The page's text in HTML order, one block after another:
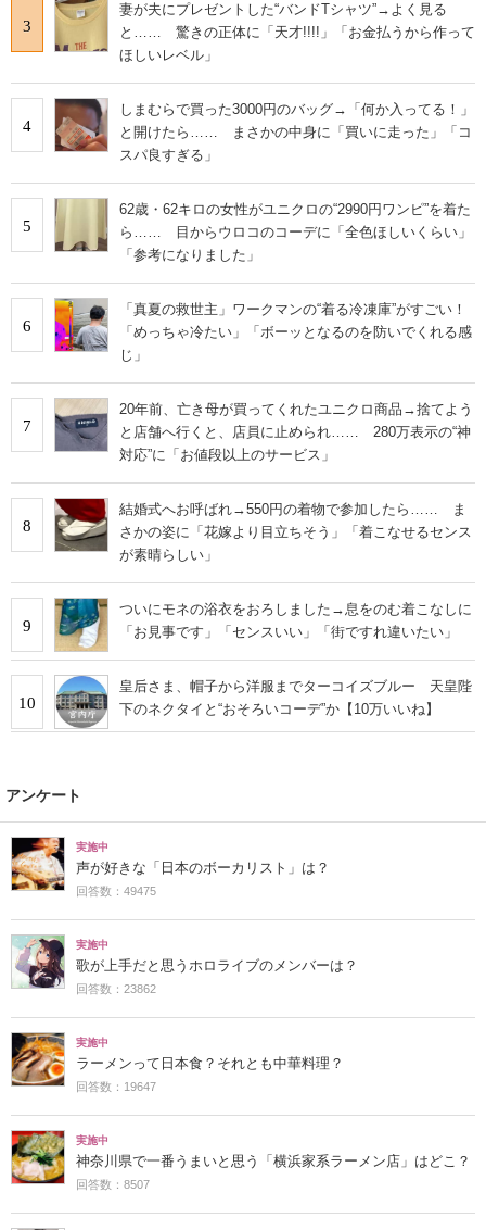
3
妻が夫にプレゼントした“バンドTシャツ”→よく見る
と…… 驚きの正体に「天才!!!!」「お金払うから作って
ほしいレベル」
4
しまむらで買った3000円のバッグ→「何か入ってる！」
と開けたら…… まさかの中身に「買いに走った」「コ
スパ良すぎる」
5
62歳・62キロの女性がユニクロの“2990円ワンピ”を着た
ら…… 目からウロコのコーデに「全色ほしいくらい」
「参考になりました」
6
「真夏の救世主」ワークマンの“着る冷凍庫”がすごい！
「めっちゃ冷たい」「ボーッとなるのを防いでくれる感
じ」
7
20年前、亡き母が買ってくれたユニクロ商品→捨てよう
と店舗へ行くと、店員に止められ…… 280万表示の“神
対応”に「お値段以上のサービス」
8
結婚式へお呼ばれ→550円の着物で参加したら…… ま
さかの姿に「花嫁より目立ちそう」「着こなせるセンス
が素晴らしい」
9
ついにモネの浴衣をおろしました→息をのむ着こなしに
「お見事です」「センスいい」「街ですれ違いたい」
10
皇后さま、帽子から洋服までターコイズブルー 天皇陛
下のネクタイと“おそろいコーデ”か【10万いいね】
アンケート
実施中
声が好きな「日本のボーカリスト」は？
回答数：49475
実施中
歌が上手だと思うホロライブのメンバーは？
回答数：23862
実施中
ラーメンって日本食？それとも中華料理？
回答数：19647
実施中
神奈川県で一番うまいと思う「横浜家系ラーメン店」はどこ？
回答数：8507